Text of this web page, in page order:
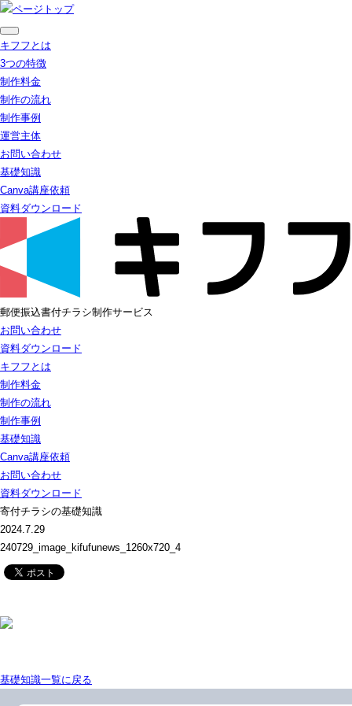
キフフとは
3つの特徴
制作料金
制作の流れ
制作事例
運営主体
お問い合わせ
基礎知識
Canva講座依頼
資料ダウンロード
郵便振込書付チラシ制作サービス
お問い合わせ
資料ダウンロード
キフフとは
制作料金
制作の流れ
制作事例
基礎知識
Canva講座依頼
お問い合わせ
資料ダウンロード
寄付チラシの基礎知識
2024.7.29
240729_image_kifufunews_1260x720_4
基礎知識一覧に戻る